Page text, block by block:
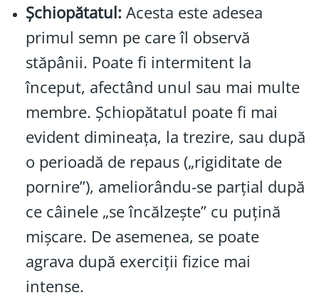
Șchiopătatul: Acesta este adesea
primul semn pe care îl observă
stăpânii. Poate fi intermitent la
început, afectând unul sau mai multe
membre. Șchiopătatul poate fi mai
evident dimineața, la trezire, sau după
o perioadă de repaus („rigiditate de
pornire”), ameliorându-se parțial după
ce câinele „se încălzește” cu puțină
mișcare. De asemenea, se poate
agrava după exerciții fizice mai
intense.